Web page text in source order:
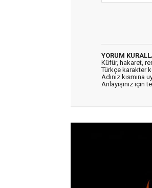
YORUM
Küfür, hakaret,
Türkçe karakter
Adınız kısmına
Anlayışınız için